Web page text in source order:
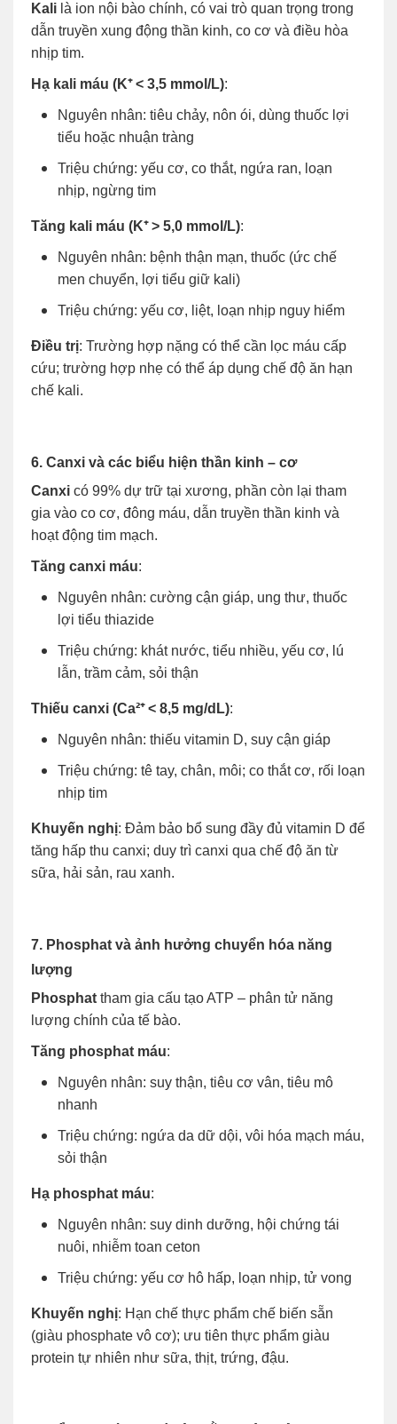
Kali là ion nội bào chính, có vai trò quan trọng trong
dẫn truyền xung động thần kinh, co cơ và điều hòa
nhịp tim.
Hạ kali máu (K⁺ < 3,5 mmol/L):
Nguyên nhân: tiêu chảy, nôn ói, dùng thuốc lợi
tiểu hoặc nhuận tràng
Triệu chứng: yếu cơ, co thắt, ngứa ran, loạn
nhịp, ngừng tim
Tăng kali máu (K⁺ > 5,0 mmol/L):
Nguyên nhân: bệnh thận mạn, thuốc (ức chế
men chuyển, lợi tiểu giữ kali)
Triệu chứng: yếu cơ, liệt, loạn nhịp nguy hiểm
Điều trị: Trường hợp nặng có thể cần lọc máu cấp
cứu; trường hợp nhẹ có thể áp dụng chế độ ăn hạn
chế kali.
6. Canxi và các biểu hiện thần kinh – cơ
Canxi có 99% dự trữ tại xương, phần còn lại tham
gia vào co cơ, đông máu, dẫn truyền thần kinh và
hoạt động tim mạch.
Tăng canxi máu:
Nguyên nhân: cường cận giáp, ung thư, thuốc
lợi tiểu thiazide
Triệu chứng: khát nước, tiểu nhiều, yếu cơ, lú
lẫn, trầm cảm, sỏi thận
Thiếu canxi (Ca²⁺ < 8,5 mg/dL):
Nguyên nhân: thiếu vitamin D, suy cận giáp
Triệu chứng: tê tay, chân, môi; co thắt cơ, rối loạn
nhịp tim
Khuyến nghị: Đảm bảo bổ sung đầy đủ vitamin D để
tăng hấp thu canxi; duy trì canxi qua chế độ ăn từ
sữa, hải sản, rau xanh.
7. Phosphat và ảnh hưởng chuyển hóa năng
lượng
Phosphat tham gia cấu tạo ATP – phân tử năng
lượng chính của tế bào.
Tăng phosphat máu:
Nguyên nhân: suy thận, tiêu cơ vân, tiêu mô
nhanh
Triệu chứng: ngứa da dữ dội, vôi hóa mạch máu,
sỏi thận
Hạ phosphat máu:
Nguyên nhân: suy dinh dưỡng, hội chứng tái
nuôi, nhiễm toan ceton
Triệu chứng: yếu cơ hô hấp, loạn nhịp, tử vong
Khuyến nghị: Hạn chế thực phẩm chế biến sẵn
(giàu phosphate vô cơ); ưu tiên thực phẩm giàu
protein tự nhiên như sữa, thịt, trứng, đậu.